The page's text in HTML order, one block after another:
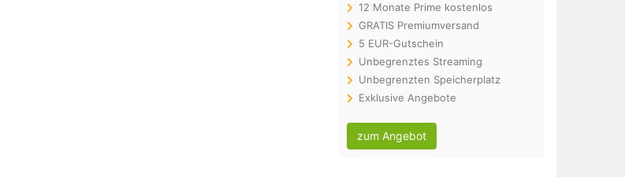
12 Monate Prime kostenlos
GRATIS Premiumversand
5 EUR-Gutschein
Unbegrenztes Streaming
Unbegrenzten Speicherplatz
Exklusive Angebote
zum Angebot